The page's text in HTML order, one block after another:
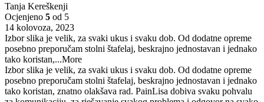
Tanja Kereškenji
Ocjenjeno 5 od 5
14 kolovoza, 2023
Izbor slika je velik, za svaki ukus i svaku dob. Od dodatne opreme
posebno preporučam stolni štafelaj, beskrajno jednostavan i jednako
tako koristan,...More
Izbor slika je velik, za svaki ukus i svaku dob. Od dodatne opreme
posebno preporučam stolni štafelaj, beskrajno jednostavan i jednako
tako koristan, znatno olakšava rad. PainLisa dobiva svaku pohvalu